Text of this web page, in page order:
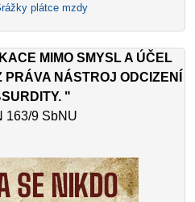
plátce mzdy
MIMO SMYSL A ÚČEL
PRÁVA NÁSTROJ ODCIZENÍ
"
163/9 SbNU